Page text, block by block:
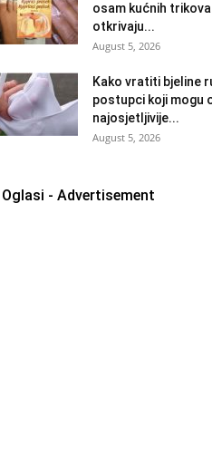
osam kućnih
otkrivaju...
August 5, 2026
Kako vratiti bjeline
postupci koji mogu
najosjetljivije...
August 5, 2026
Oglasi - Advertisement